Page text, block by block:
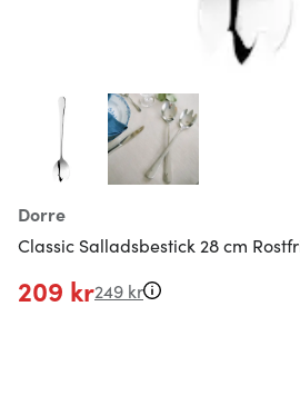
Dorre
Classic Salladsbestick 28 cm
209 kr249 kr